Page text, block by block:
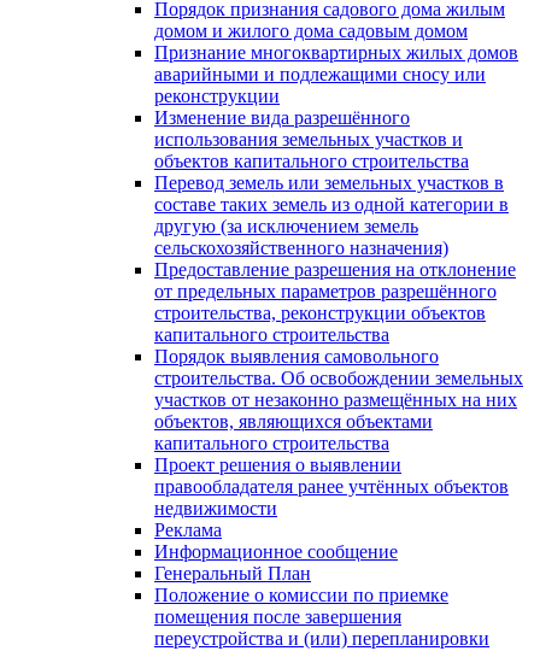
Порядок признания садового дома жилым
домом и жилого дома садовым домом
Признание многоквартирных жилых домов
аварийными и подлежащими сносу или
реконструкции
Изменение вида разрешённого
использования земельных участков и
объектов капитального строительства
Перевод земель или земельных участков в
составе таких земель из одной категории в
другую (за исключением земель
сельскохозяйственного назначения)
Предоставление разрешения на отклонение
от предельных параметров разрешённого
строительства, реконструкции объектов
капитального строительства
Порядок выявления самовольного
строительства. Об освобождении земельных
участков от незаконно размещённых на них
объектов, являющихся объектами
капитального строительства
Проект решения о выявлении
правообладателя ранее учтённых объектов
недвижимости
Реклама
Информационное сообщение
Генеральный План
Положение о комиссии по приемке
помещения после завершения
переустройства и (или) перепланировки